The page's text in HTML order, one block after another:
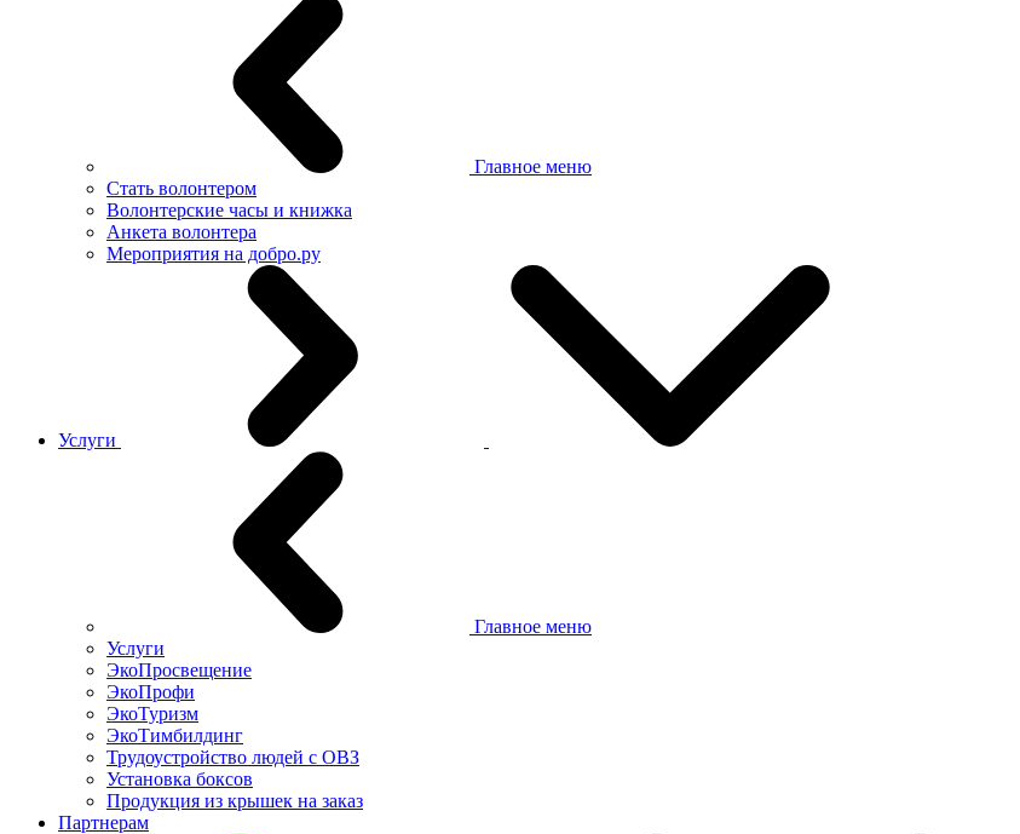
Главное меню
Стать волонтером
Волонтерские часы и книжка
Анкета волонтера
Мероприятия на добро.ру
Услуги
Главное меню
Услуги
ЭкоПросвещение
ЭкоПрофи
ЭкоТуризм
ЭкоТимбилдинг
Трудоустройство людей с ОВЗ
Установка боксов
Продукция из крышек на заказ
Партнерам